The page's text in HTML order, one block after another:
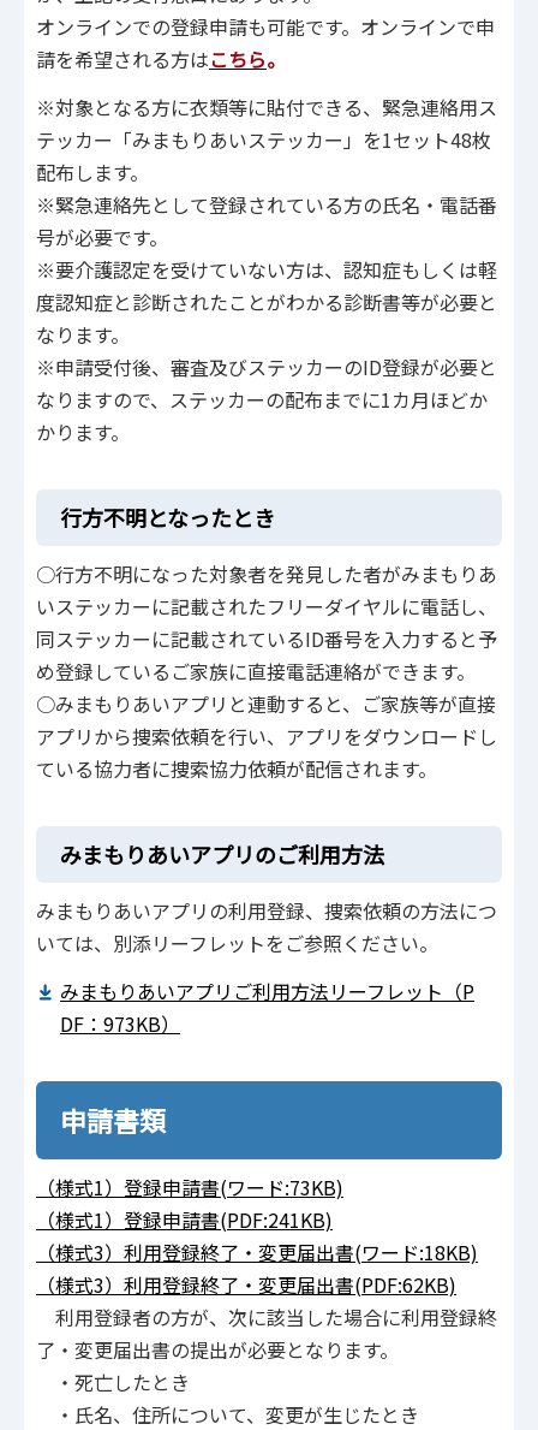
オンラインでの登録申請も可能です。オンラインで申
請を希望される方はこちら。
※対象となる方に衣類等に貼付できる、緊急連絡用ス
テッカー「みまもりあいステッカー」を1セット48枚
配布します。
※緊急連絡先として登録されている方の氏名・電話番
号が必要です。
※要介護認定を受けていない方は、認知症もしくは軽
度認知症と診断されたことがわかる診断書等が必要と
なります。
※申請受付後、審査及びステッカーのID登録が必要と
なりますので、ステッカーの配布までに1カ月ほどか
かります。
行方不明となったとき
○行方不明になった対象者を発見した者がみまもりあ
いステッカーに記載されたフリーダイヤルに電話し、
同ステッカーに記載されているID番号を入力すると予
め登録しているご家族に直接電話連絡ができます。
○みまもりあいアプリと連動すると、ご家族等が直接
アプリから捜索依頼を行い、アプリをダウンロードし
ている協力者に捜索協力依頼が配信されます。
みまもりあいアプリのご利用方法
みまもりあいアプリの利用登録、捜索依頼の方法につ
いては、別添リーフレットをご参照ください。
みまもりあいアプリご利用方法リーフレット（P
DF：973KB）
申請書類
（様式1）登録申請書(ワード:73KB)
（様式1）登録申請書(PDF:241KB)
（様式3）利用登録終了・変更届出書(ワード:18KB)
（様式3）利用登録終了・変更届出書(PDF:62KB)
利用登録者の方が、次に該当した場合に利用登録終
了・変更届出書の提出が必要となります。
・死亡したとき
・氏名、住所について、変更が生じたとき